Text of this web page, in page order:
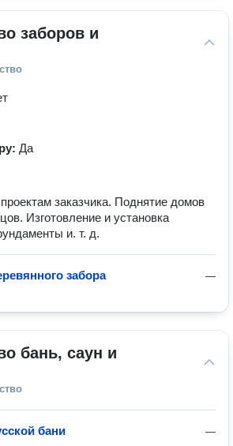
заборов и
Да
заказчика. Поднятие домов
Изготовление и установка
и. т. д.
—
забора
бань, саун и
—
бани